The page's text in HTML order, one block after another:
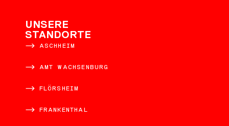
UNSERE
STANDORTE
ASCHHEIM
AMT WACHSENBURG
FLÖRSHEIM
FRANKENTHAL